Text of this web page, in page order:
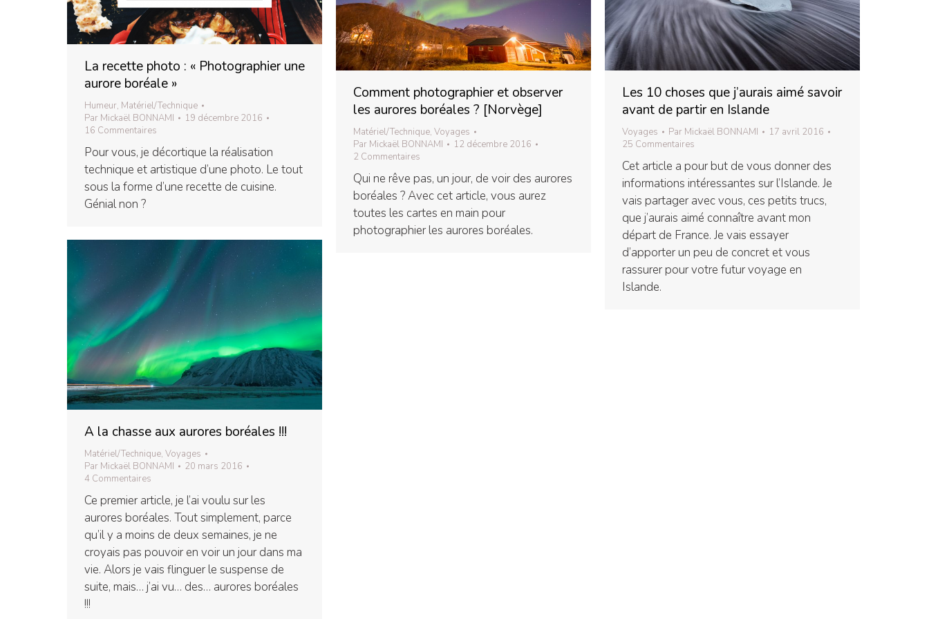
La recette photo : « Photographier une
aurore boréale »
Humeur, Matériel/Technique
Par Mickaël BONNAMI
19 décembre 2016
16 Commentaires
Pour vous, je décortique la réalisation
technique et artistique d’une photo. Le tout
sous la forme d’une recette de cuisine.
Génial non ?
Comment photographier et observer
les aurores boréales ? [Norvège]
Matériel/Technique, Voyages
Par Mickaël BONNAMI
12 décembre 2016
2 Commentaires
Qui ne rêve pas, un jour, de voir des aurores
boréales ? Avec cet article, vous aurez
toutes les cartes en main pour
photographier les aurores boréales.
Les 10 choses que j’aurais aimé savoir
avant de partir en Islande
Voyages Par Mickaël BONNAMI
17 avril 2016
25 Commentaires
Cet article a pour but de vous donner des
informations intéressantes sur l’Islande. Je
vais partager avec vous, ces petits trucs,
que j’aurais aimé connaître avant mon
départ de France. Je vais essayer
d’apporter un peu de concret et vous
rassurer pour votre futur voyage en
Islande.
A la chasse aux aurores boréales !!!
Matériel/Technique, Voyages
Par Mickaël BONNAMI
20 mars 2016
4 Commentaires
Ce premier article, je l’ai voulu sur les
aurores boréales. Tout simplement, parce
qu’il y a moins de deux semaines, je ne
croyais pas pouvoir en voir un jour dans ma
vie. Alors je vais flinguer le suspense de
suite, mais… j’ai vu… des… aurores boréales
!!!